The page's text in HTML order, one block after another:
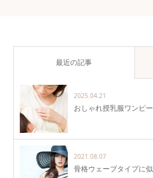
最近の記事
2025.04.21
おしゃれ授乳服ワンピ
2021.08.07
骨格ウェーブタイプに